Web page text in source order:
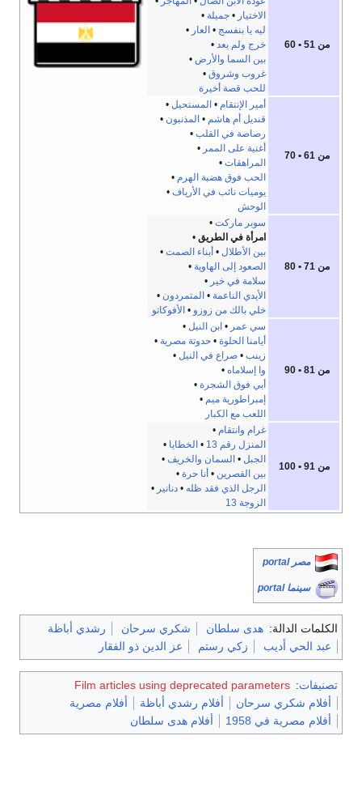
من 51 • 60
الاختيار •جميلة •
ليه يا بنفسج •العار •
خرج ولم يعد •
بين السما والأرض •
غروب وشروق •
للحب قصة أخيرة
من 61 • 70
أمير الإنتقام •المستحيل •
قنديل أم هاشم •المذنبون •
رصاصة في القلب •
أغنية على الممر •
المراهقات •
الحب فوق هضبة الهرم •
يوميات نائب في الأرياف •
الوحش
من 71 • 80
سوبر ماركت •
امرأة في الطريق •
بين الأطلال •أبناء الصمت •
الصعود إلى الهاوية •
سلامة في خير •
الأيدي الناعمة •المتمردون •
خلي بالك من زوزو •الأفوكاتو
من 81 • 90
سي عمر •ابن النيل •
أيامنا الحلوة •حدوتة مصرية •
زينب •صراع في النيل •
وا إسلاماه •
أبي فوق الشجرة •
إمبراطورية ميم •
اللعب مع الكبار
من 91 • 100
غرام وانتقام •
المنزل رقم 13
•الخطايا •
الجبل •السمان والخريف •
بين القصرين •أنا حرة •
الرجل الذي فقد ظله •دنانير •
الزوجة 13
مصر portal
سينما portal
الكلمات الدالة: هدى سلطان شكري سرحان
رشدي أباظة
عبد الحي أديب
زكي رستم عز الدين ذو الفقار
تصنيفات:
Film articles using deprecated parameters
أفلام شكري سرحان
أفلام رشدي أباظة
أفلام مصرية
أفلام مصرية في 1958
أفلام هدى سلطان